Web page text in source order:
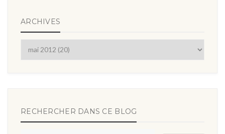
ARCHIVES
RECHERCHER DANS CE BLOG